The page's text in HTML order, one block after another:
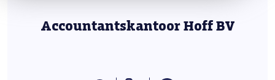
Accountantskantoor Hoff BV